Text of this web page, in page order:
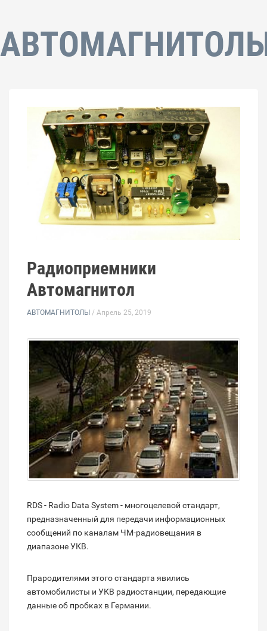
Радиоприемники
Автомагнитол
АВТОМАГНИТОЛЫ / Апрель 25, 2019
RDS - Radio Data System - многоцелевой стандарт,
предназначенный для передачи информационных
сообщений по каналам ЧМ-радиовещания в
диапазоне УКВ.
Прародителями этого стандарта явились
автомобилисты и УКВ радиостанции, передающие
данные об пробках в Германии.